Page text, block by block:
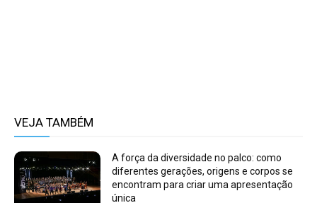
VEJA TAMBÉM
A força da diversidade no palco: como
diferentes gerações, origens e corpos se
encontram para criar uma apresentação
única